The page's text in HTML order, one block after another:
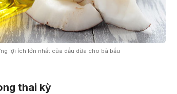
lợi ích lớn nhất của dầu dừa cho bà bầu
thai kỳ